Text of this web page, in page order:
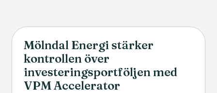
Mölndal Energi stärker
kontrollen över
investeringsportföljen med
VPM Accelerator